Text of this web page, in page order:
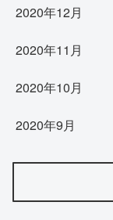
2020年12月
2020年11月
2020年10月
2020年9月